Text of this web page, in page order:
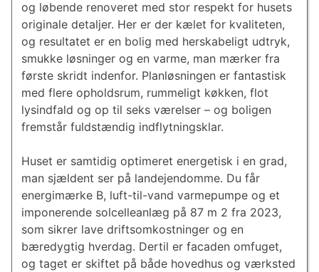
og løbende renoveret med stor respekt for husets
originale detaljer. Her er der kælet for kvaliteten,
og resultatet er en bolig med herskabeligt udtryk,
smukke løsninger og en varme, man mærker fra
første skridt indenfor. Planløsningen er fantastisk
med flere opholdsrum, rummeligt køkken, flot
lysindfald og op til seks værelser – og boligen
fremstår fuldstændig indflytningsklar.
Huset er samtidig optimeret energetisk i en grad,
man sjældent ser på landejendomme. Du får
energimærke B, luft-til-vand varmepumpe og et
imponerende solcelleanlæg på 87 m 2 fra 2023,
som sikrer lave driftsomkostninger og en
bæredygtig hverdag. Dertil er facaden omfuget,
og taget er skiftet på både hovedhus og værksted